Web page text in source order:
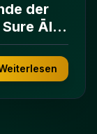
der
Āl